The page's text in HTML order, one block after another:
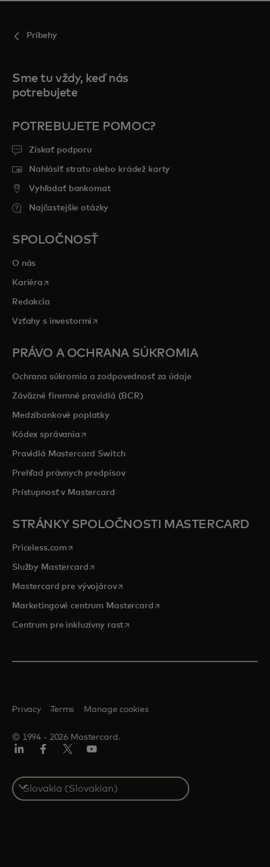
Príbehy
Sme tu vždy, keď nás
potrebujete
POTREBUJETE POMOC?
Získať podporu
Nahlásiť stratu alebo krádež karty
Vyhľadať bankomat
Najčastejšie otázky
SPOLOČNOSŤ
O nás
Kariéra opens in a new tab
Redakcia
Vzťahy s investormi opens in a new tab
PRÁVO A OCHRANA SÚKROMIA
Ochrana súkromia a zodpovednosť za údaje
Záväzné firemné pravidlá (BCR)
Medzibankové poplatky
Kódex správaniaopens in a new tab
Pravidlá Mastercard Switch
Prehľad právnych predpisov
Prístupnosť v Mastercard
STRÁNKY SPOLOČNOSTI MASTERCARD
Priceless.com opens in a new tab
Služby Mastercardopens in a new tab
Mastercard pre vývojárovopens in a new tab
Marketingové centrum Mastercardopens in a new tab
Centrum pre inkluzívny rastopens in a new tab
© 1994 ‑ 2026 Mastercard.
Privacy Terms Manage cookies
Select
a
country